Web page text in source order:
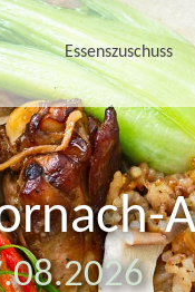
Essenszuschuss